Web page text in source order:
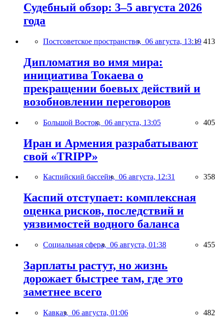
Судебный обзор: 3–5 августа 2026
года
Постсоветское пространство, 06 августа, 13:19 413
Дипломатия во имя мира:
инициатива Токаева о
прекращении боевых действий и
возобновлении переговоров
Большой Восток, 06 августа, 13:05 405
Иран и Армения разрабатывают
свой «TRIPP»
Каспийский бассейн, 06 августа, 12:31 358
Каспий отступает: комплексная
оценка рисков, последствий и
уязвимостей водного баланса
Социальная сфера, 06 августа, 01:38 455
Зарплаты растут, но жизнь
дорожает быстрее там, где это
заметнее всего
Кавказ, 06 августа, 01:06 482